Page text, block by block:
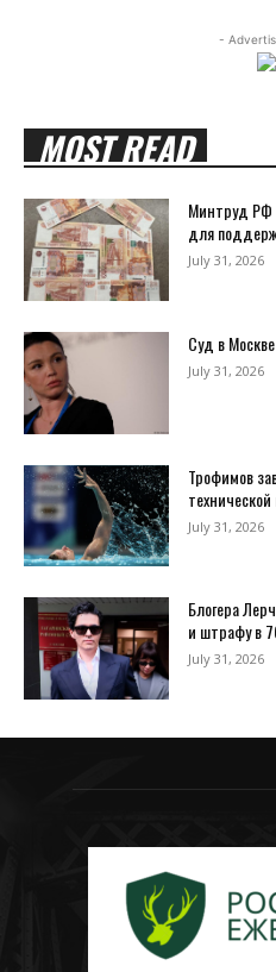
-
MOST READ
Минтруд РФ
для
July 31, 2026
Суд в
July 31, 2026
Трофимов
July 31, 2026
Блогера
и штрафу в
July 31, 2026